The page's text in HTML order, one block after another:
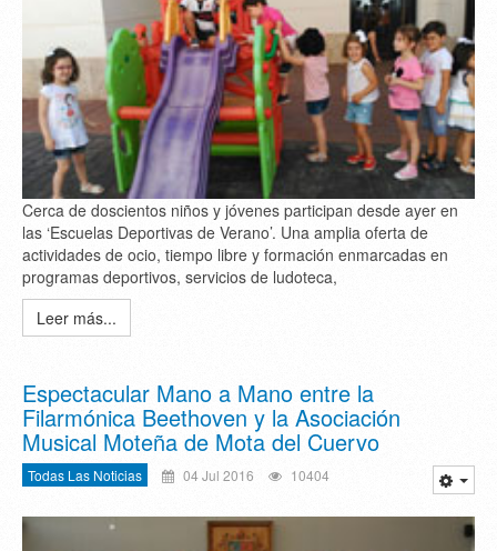
Cerca de doscientos niños y jóvenes participan desde ayer en
las ‘Escuelas Deportivas de Verano’. Una amplia oferta de
actividades de ocio, tiempo libre y formación enmarcadas en
programas deportivos, servicios de ludoteca,
Leer más...
Espectacular Mano a Mano entre la
Filarmónica Beethoven y la Asociación
Musical Moteña de Mota del Cuervo
Todas Las Noticias 04 Jul 2016 10404